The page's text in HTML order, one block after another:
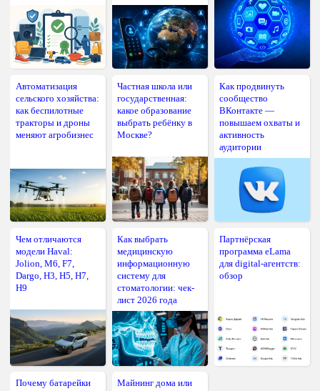
Автоматизация
сельского хозяйства:
как беспилотные
тракторы и дроны
меняют агробизнес
Частная школа или
государственная:
какое образование
выбрать ребёнку в
Москве?
Как продвинуть
сообщество
ВКонтакте —
повышаем охваты и
активность
аудитории
Чем отличаются
модели Haval:
Jolion, M6, F7,
Dargo, H3, H5, H7,
H9
Как выбрать
медицинскую
информационную
систему для
стоматологии: чек-
лист 2026 года
Партнёрская
программа eLama
для digital-агентств:
обзор
Почему батарейки
Майнинг дома или